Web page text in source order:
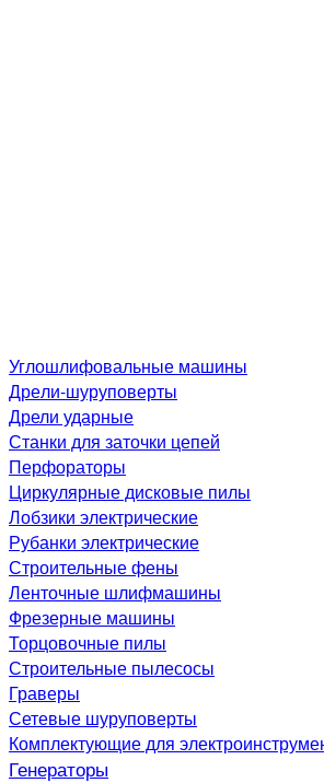
Углошлифовальные машины
Дре­ли-шу­рупо­вер­ты
Дрели ударные
Станки для заточки цепей
Перфораторы
Циркулярные дисковые пилы
Лобзики электрические
Рубанки электрические
Строительные фены
Ленточные шлифмашины
Фрезерные машины
Торцовочные пилы
Строительные пылесосы
Граверы
Сетевые шуруповерты
Комплектующие для
Генераторы